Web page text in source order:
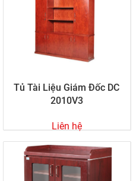
Tủ Tài Liệu Giám Đốc DC
2010V3
Liên hệ